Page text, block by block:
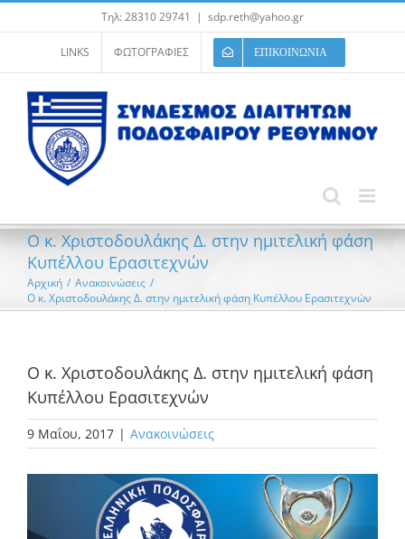
στο
περιεχόμενο
Τηλ: 28310 29741 | sdp.reth@yahoo.gr
LINKS ΦΩΤΟΓΡΑΦΙΕΣ ΕΠΙΚΟΙΝΩΝΙΑ
Ο κ. Χριστοδουλάκης Δ. στην ημιτελική φάση
Κυπέλλου Ερασιτεχνών
Αρχική / Ανακοινώσεις /
Ο κ. Χριστοδουλάκης Δ. στην ημιτελική φάση Κυπέλλου Ερασιτεχνών
Ο κ. Χριστοδουλάκης Δ. στην ημιτελική φάση
Κυπέλλου Ερασιτεχνών
9 Μαΐου, 2017 | Ανακοινώσεις
μεγαλύτερης
εικόνας